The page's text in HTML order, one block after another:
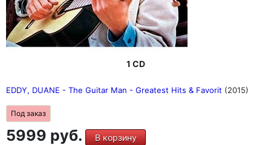
1 CD
EDDY, DUANE - The Guitar Man - Greatest Hits & Favorit (2015)
Под заказ
5999 руб. В корзину